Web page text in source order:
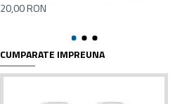
20,00 RON
CUMPARATE IMPREUNA